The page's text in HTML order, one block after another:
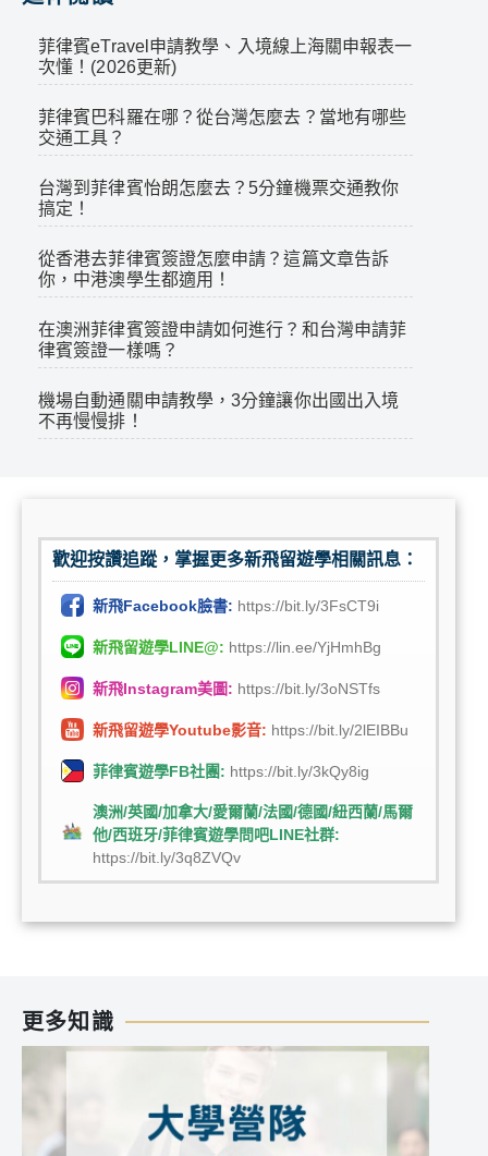
菲律賓eTravel申請教學、入境線上海關申報表一
次懂！(2026更新)
菲律賓巴科羅在哪？從台灣怎麼去？當地有哪些
交通工具？
台灣到菲律賓怡朗怎麼去？5分鐘機票交通教你
搞定！
從香港去菲律賓簽證怎麼申請？這篇文章告訴
你，中港澳學生都適用！
在澳洲菲律賓簽證申請如何進行？和台灣申請菲
律賓簽證一樣嗎？
機場自動通關申請教學，3分鐘讓你出國出入境
不再慢慢排！
歡迎按讚追蹤，掌握更多新飛留遊學相關訊息：
新飛Facebook臉書: https://bit.ly/3FsCT9i
新飛留遊學LINE@: https://lin.ee/YjHmhBg
新飛Instagram美圖: https://bit.ly/3oNSTfs
新飛留遊學Youtube影音: https://bit.ly/2lEIBBu
菲律賓遊學FB社團: https://bit.ly/3kQy8ig
澳洲/英國/加拿大/愛爾蘭/法國/德國/紐西蘭/馬爾
他/西班牙/菲律賓遊學問吧LINE社群:
https://bit.ly/3q8ZVQv
更多知識